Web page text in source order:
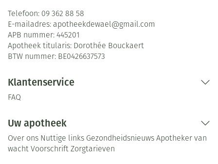
Telefoon: 09 362 88 58
E-mailadres: apotheekdewael@gmail.com
APB nummer: 445201
Apotheek titularis: Dorothée Bouckaert
BTW nummer: BE0426637573
Klantenservice
FAQ
Uw apotheek
Over ons Nuttige links Gezondheidsnieuws Apotheker van
wacht Voorschrift Zorgtarieven